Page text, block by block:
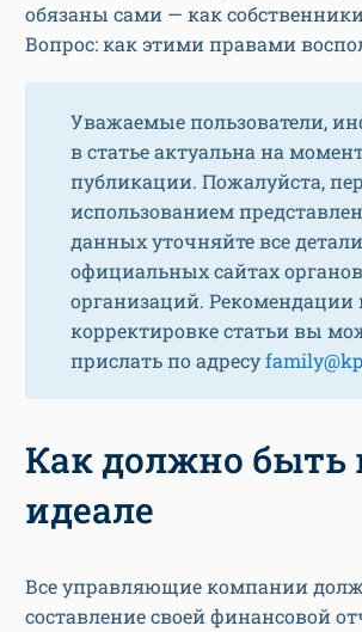
обязаны сами — как
Вопрос: как этими правами
Уважаемые пользователи,
в статье актуальна на
публикации. Пожалуйста,
использованием
данных уточняйте все
официальных сайтах
организаций. Рекомендации
корректировке статьи вы
прислать по адресу
Как должно быть
идеале
Все управляющие компании
составление своей финансовой